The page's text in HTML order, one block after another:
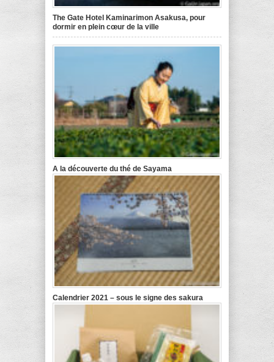
The Gate Hotel Kaminarimon Asakusa, pour
dormir en plein cœur de la ville
A la découverte du thé de Sayama
Calendrier 2021 – sous le signe des sakura